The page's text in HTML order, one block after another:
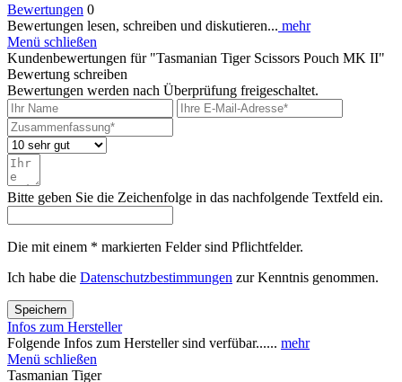
Bewertungen 0
Bewertungen lesen, schreiben und diskutieren... mehr
Menü schließen
Kundenbewertungen für "Tasmanian Tiger Scissors Pouch MK II"
Bewertung schreiben
Bewertungen werden nach Überprüfung freigeschaltet.
Bitte geben Sie die Zeichenfolge in das nachfolgende Textfeld ein.
Die mit einem * markierten Felder sind Pflichtfelder.
Ich habe die Datenschutzbestimmungen zur Kenntnis genommen.
Speichern
Infos zum Hersteller
Folgende Infos zum Hersteller sind verfübar...... mehr
Menü schließen
Tasmanian Tiger